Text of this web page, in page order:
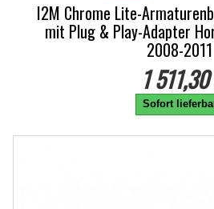
I2M Chrome Lite-
mit Plug & Play-Adapter
2008-2011
1
Sofort